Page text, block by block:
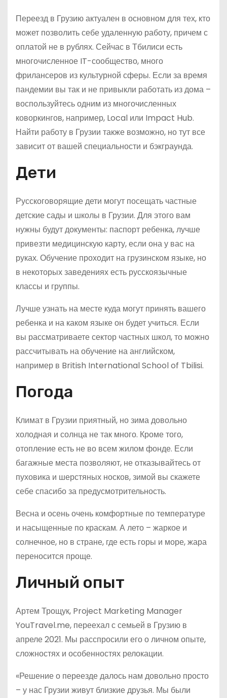
Переезд в Грузию актуален в основном для тех, кто
может позволить себе удаленную работу, причем с
оплатой не в рублях. Сейчас в Тбилиси есть
многочисленное IT-сообщество, много
фрилансеров из культурной сферы. Если за время
пандемии вы так и не привыкли работать из дома –
воспользуйтесь одним из многочисленных
коворкингов, например, Local или Impact Hub.
Найти работу в Грузии также возможно, но тут все
зависит от вашей специальности и бэкграунда.
Дети
Русскоговорящие дети могут посещать частные
детские сады и школы в Грузии. Для этого вам
нужны будут документы: паспорт ребенка, лучше
привезти медицинскую карту, если она у вас на
руках. Обучение проходит на грузинском языке, но
в некоторых заведениях есть русскоязычные
классы и группы.
Лучше узнать на месте куда могут принять вашего
ребенка и на каком языке он будет учиться. Если
вы рассматриваете сектор частных школ, то можно
рассчитывать на обучение на английском,
например в British International School of Tbilisi.
Погода
Климат в Грузии приятный, но зима довольно
холодная и солнца не так много. Кроме того,
отопление есть не во всем жилом фонде. Если
багажные места позволяют, не отказывайтесь от
пуховика и шерстяных носков, зимой вы скажете
себе спасибо за предусмотрительность.
Весна и осень очень комфортные по температуре
и насыщенные по краскам. А лето – жаркое и
солнечное, но в стране, где есть горы и море, жара
переносится проще.
Личный опыт
Артем Трощук, Project Marketing Manager
YouTravel.me, переехал с семьей в Грузию в
апреле 2021. Мы расспросили его о личном опыте,
сложностях и особенностях релокации.
«Решение о переезде далось нам довольно просто
– у нас Грузии живут близкие друзья. Мы были